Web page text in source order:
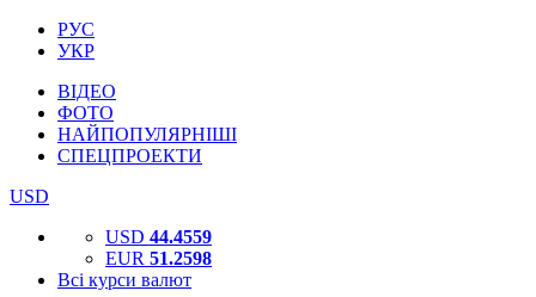
РУС
УКР
ВІДЕО
ФОТО
НАЙПОПУЛЯРНІШІ
СПЕЦПРОЕКТИ
USD
USD 44.4559
EUR 51.2598
Всі курси валют